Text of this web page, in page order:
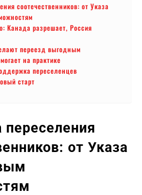
соотечественников: от Указа
Канада разрешает, Россия
переезд выгодным
на практике
переселенцев
старт
от Указа